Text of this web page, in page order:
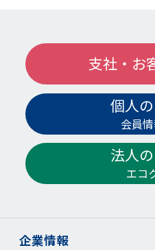
支社・お
個人
会員
法人
エコ
企業情報